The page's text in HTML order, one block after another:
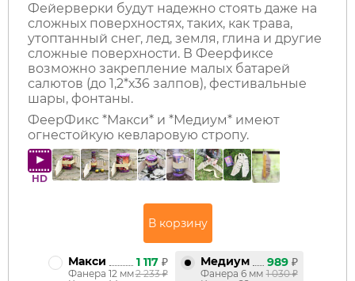
Фейерверки будут надежно стоять даже на
сложных поверхностях, таких, как трава,
утоптанный снег, лед, земля, глина и другие
сложные поверхности. В Феерфиксе
возможно закрепление малых батарей
салютов (до 1,2*х36 залпов), фестивальные
шары, фонтаны.
ФеерФикс *Макси* и *Медиум* имеют
огнестойкую кевларовую стропу.
HD
Макси
Фанера 12 мм
1 117₽
2 233₽
Медиум
Фанера 6 мм
989₽
1 030₽